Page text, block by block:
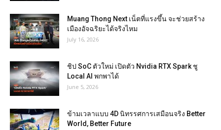
Muang Thong Next เน็ตที่แรงขึ้น จะช่วยสร้าง
เมืองอัจฉริยะได้จริงไหม
July 16, 2026
ชิป SoC ตัวใหม่ เปิดตัว Nvidia RTX Spark ชู
Local AI พกพาได้
June 5, 2026
ข้ามเวลาแบบ 4D นิทรรศการเสมือนจริง Better
World, Better Future